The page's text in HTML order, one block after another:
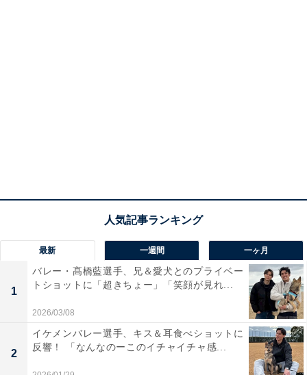
最新 一週間 一ヶ月
1
バレー・髙橋藍選手、兄＆愛犬とのプライベー
トショットに「超きちょー」「笑顔が見れ...
2026/03/08
2
イケメンバレー選手、キス＆耳食べショットに
反響！ 「なんなのーこのイチャイチャ感...